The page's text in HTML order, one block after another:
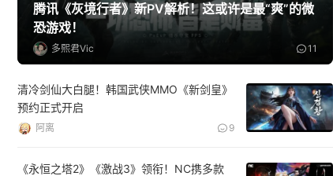
腾讯《灰境行者》新PV解析！这或许是最“爽”的微
恐游戏！
多熙君Vic 11
清冷剑仙大白腿！韩国武侠MMO《新剑皇》
预约正式开启
阿离 9
《永恒之塔2》《激战3》领衔！NC携多款